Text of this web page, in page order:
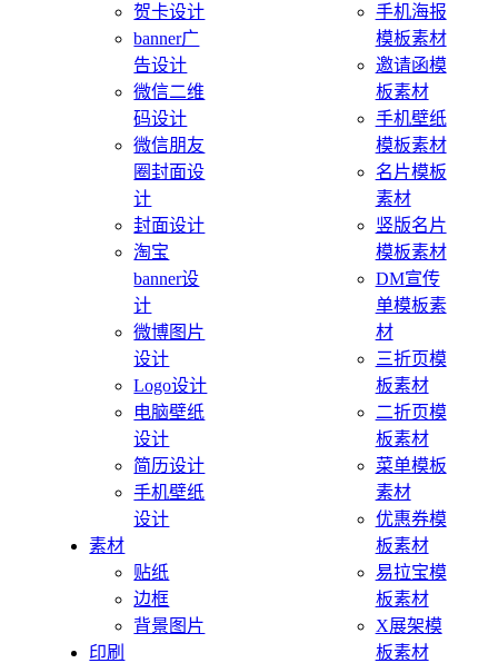
贺卡设计
banner广
告设计
微信二维
码设计
微信朋友
圈封面设
计
封面设计
淘宝
banner设
计
微博图片
设计
Logo设计
电脑壁纸
设计
简历设计
手机壁纸
设计
素材
贴纸
边框
背景图片
印刷
手机海报
模板素材
邀请函模
板素材
手机壁纸
模板素材
名片模板
素材
竖版名片
模板素材
DM宣传
单模板素
材
三折页模
板素材
二折页模
板素材
菜单模板
素材
优惠券模
板素材
易拉宝模
板素材
X展架模
板素材